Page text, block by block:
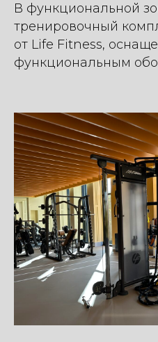
В функциональной
тренировочный
от Life Fitness,
функциональным